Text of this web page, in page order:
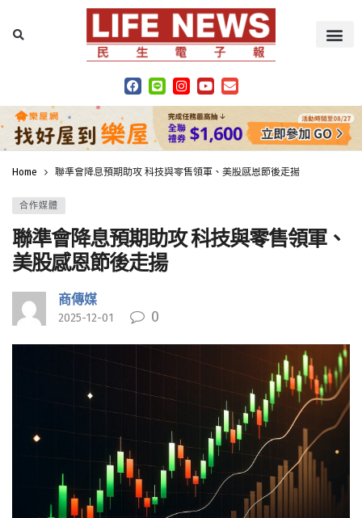
Home 聯準會降息預期助攻 科技與零售領軍、美股感恩節後走揚
合作媒體
聯準會降息預期助攻 科技與零售領軍、
美股感恩節後走揚
商傳媒
2025-12-01 0